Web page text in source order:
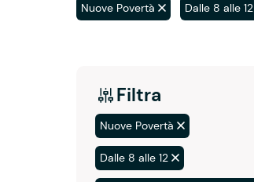
Nuove Povertà Dalle 8 alle 12
Filtra
Nuove Povertà
Dalle 8 alle 12